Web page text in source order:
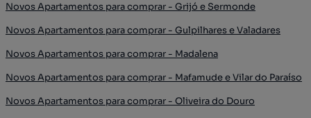
Novos Apartamentos para comprar - Grijó e Sermonde
Novos Apartamentos para comprar - Gulpilhares e Valadares
Novos Apartamentos para comprar - Madalena
Novos Apartamentos para comprar - Mafamude e Vilar do Paraíso
Novos Apartamentos para comprar - Oliveira do Douro